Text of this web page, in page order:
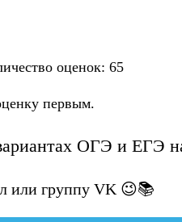
оценок: 65
первым.
ОГЭ и ЕГЭ
или группу VK 😉📚